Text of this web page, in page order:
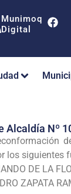
Munimoq
Digital
Alcaldía Nº
los siguientes
DE